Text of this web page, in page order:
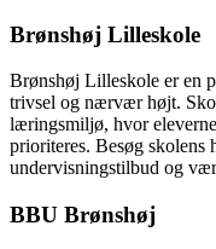
Brønshøj Lilleskole
Brønshøj Lilleskole er en
trivsel og nærvær højt.
læringsmiljø, hvor
prioriteres. Besøg skolens
undervisningstilbud og
BBU Brønshøj